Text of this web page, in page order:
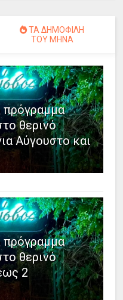
ΤΑ ΔΗΜΟΦΙΛΗ
ΤΟΥ ΜΗΝΑ
πρόγραμμα
θερινό
Αύγουστο και
πρόγραμμα
θερινό
2